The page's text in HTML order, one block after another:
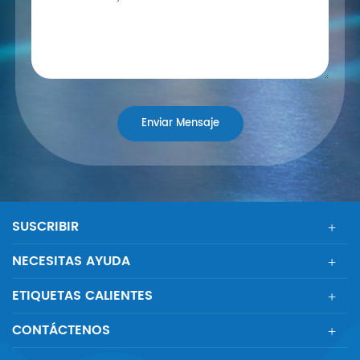
SUSCRIBIR
NECESITAS AYUDA
ETIQUETAS CALIENTES
CONTÁCTENOS